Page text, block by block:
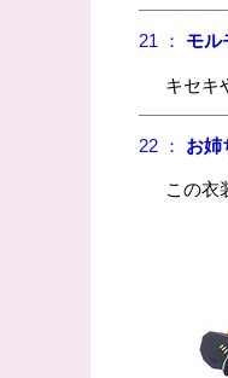
21 ： モル
キセキ
22 ： お姉
この衣